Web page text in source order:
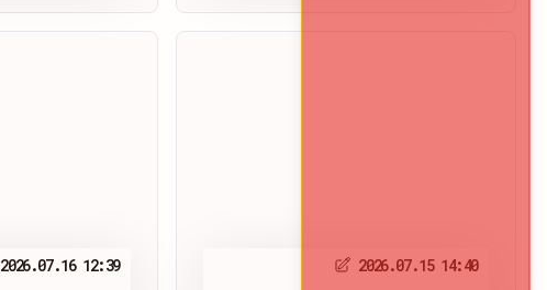
2026.07.16 12:39 2026.07.15 14:40